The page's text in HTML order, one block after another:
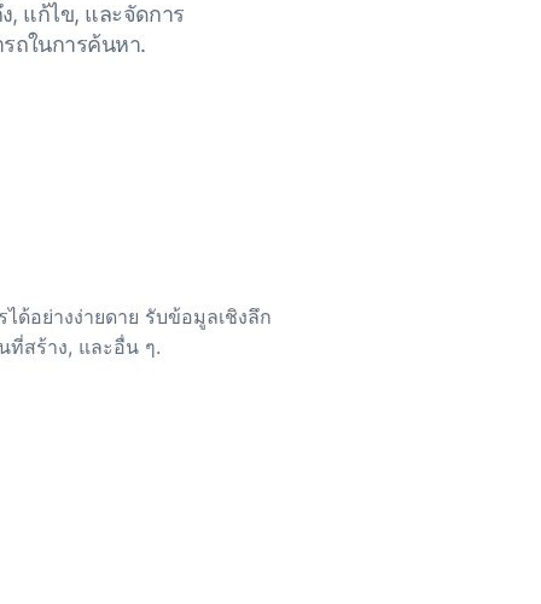
, แก้ไข, และจัดการ
ถในการค้นหา.
ด้อย่างง่ายดาย รับข้อมูลเชิงลึก
สร้าง, และอื่น ๆ.